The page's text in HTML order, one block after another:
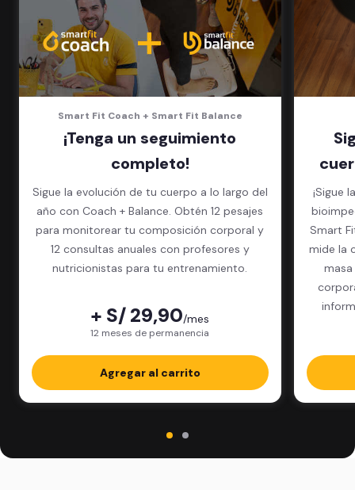
que quieras
Smart Fit Coach + Smart Fit Balance
¡Tenga un seguimiento
completo!
Sigue la evolución de tu cuerpo a lo largo del
año con Coach + Balance. Obtén 12 pesajes
para monitorear tu composición corporal y
12 consultas anuales con profesores y
nutricionistas para tu entrenamiento.
+ S/ 29,90/mes
12 meses de permanencia
Agregar al carrito
¡Sigue
Smart Fit App. El
mide la